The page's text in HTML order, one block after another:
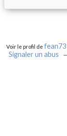
Voir le profil defean73
Signaler un abus